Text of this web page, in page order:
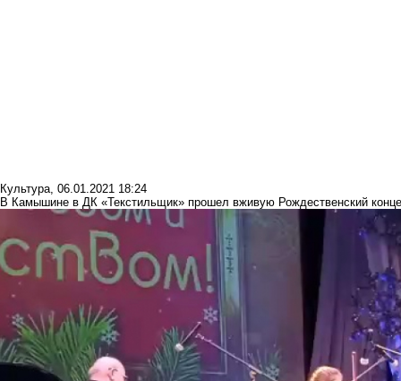
Культура, 06.01.2021 18:24
В Камышине в ДК «Текстильщик» прошел вживую Рождественский